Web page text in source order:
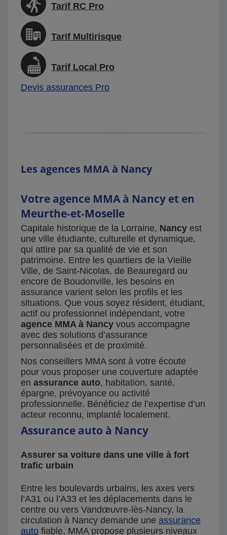
Tarif RC Pro
Tarif Multirisque
Tarif Local Pro
Devis assurances Pro
Les agences MMA à Nancy
Votre agence MMA à Nancy et en
Meurthe-et-Moselle
Capitale historique de la Lorraine, Nancy est
une ville étudiante, culturelle et dynamique,
qui attire par sa qualité de vie et son
patrimoine. Entre les quartiers de la Vieille
Ville, de Saint-Nicolas, de Beauregard ou
encore de Boudonville, les besoins en
assurance varient selon les profils et les
situations. Que vous soyez résident, étudiant,
actif ou professionnel indépendant, votre
agence MMA à Nancy vous accompagne
avec des solutions d’assurance
personnalisées et de proximité.
Nos conseillers MMA sont à votre écoute
pour vous proposer une couverture adaptée
en assurance auto, habitation, santé,
épargne, prévoyance ou activité
professionnelle. Bénéficiez de l’expertise d’un
acteur reconnu, implanté localement.
Assurance auto à Nancy
Assurer sa voiture dans une ville à fort
trafic urbain
Entre les boulevards urbains, les axes vers
l’A31 ou l’A33 et les déplacements dans le
centre ou vers Vandœuvre-lès-Nancy, la
circulation à Nancy demande une assurance
auto fiable. MMA propose plusieurs niveaux